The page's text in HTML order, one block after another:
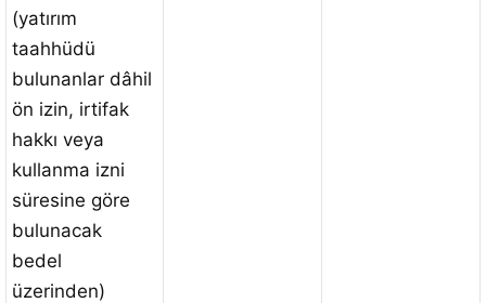
(yatırım
taahhüdü
bulunanlar dâhil
ön izin, irtifak
hakkı veya
kullanma izni
süresine göre
bulunacak
bedel
üzerinden)